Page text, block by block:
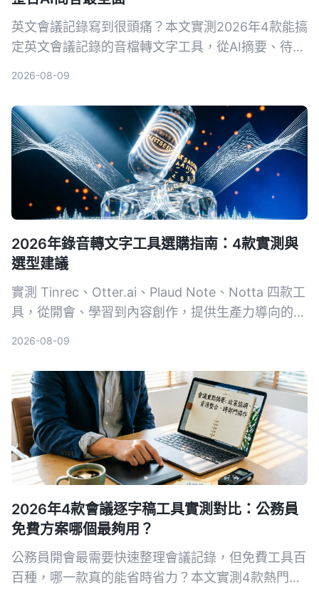
英文會議記錄寫到很頭痛？本文實測2026年4款能搞
定英文會議記錄的音檔轉文字工具，從AI摘要、待辦
2026-08-09
2026年錄音轉文字工具選購指南：4款實測與
選型建議
實測 Tinrec、Otter.ai、Plaud Note、Notta 四款工
具，從開會、學習到內容創作，提供生產力導向的選
2026-08-09
2026年4款會議逐字稿工具實測對比：公務員
免費方案哪個最夠用？
公務員開會最需要快速整理會議記錄，但免費工具百
百種，哪一款真的能省時省力？本文實測4款熱門AI